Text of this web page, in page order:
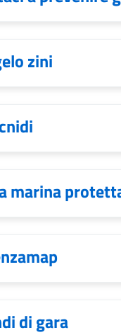
zini
marina
di gara